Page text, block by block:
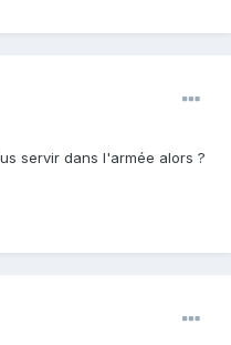
servir dans l'armée alors ?